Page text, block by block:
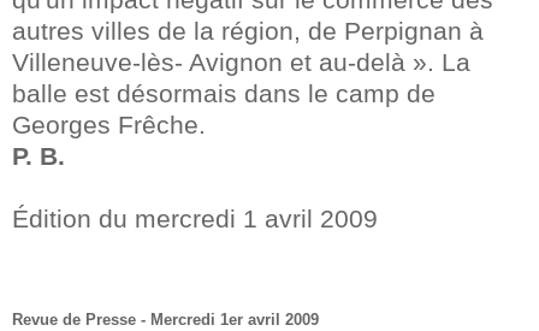
autres villes de la région, de Perpignan à
Villeneuve-lès- Avignon et au-delà ». La
balle est désormais dans le camp de
Georges Frêche.
P. B.
Édition du mercredi 1 avril 2009
Revue de Presse - Mercredi 1er avril 2009